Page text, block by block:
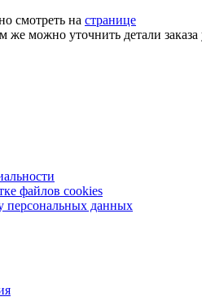
смотреть на странице
же можно уточнить детали заказа
файлов cookies
персональных данных